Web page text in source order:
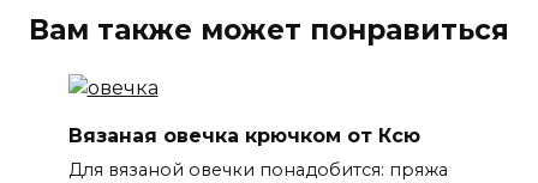
Вам также может понравиться
Вязаная овечка крючком от Ксю
Для вязаной овечки понадобится: пряжа